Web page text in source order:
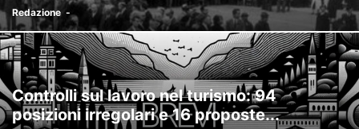
Redazione -
Controlli sul lavoro nel turismo: 94
posizioni irregolari e 16 proposte...